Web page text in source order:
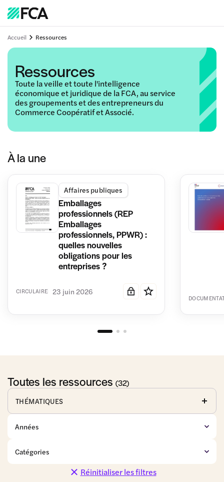
Accueil Ressources
Ressources
Toute la veille et toute l'intelligence
économique et juridique de la FCA, au service
des groupements et des entrepreneurs du
Commerce Coopératif et Associé.
À la une
Affaires publiques
Emballages
professionnels (REP
Emballages
professionnels, PPWR) :
quelles nouvelles
obligations pour les
entreprises ?
CIRCULAIRE 23 juin 2026
Toutes les ressources (32)
THÉMATIQUES
publiques
de détail
Réinitialiser les filtres